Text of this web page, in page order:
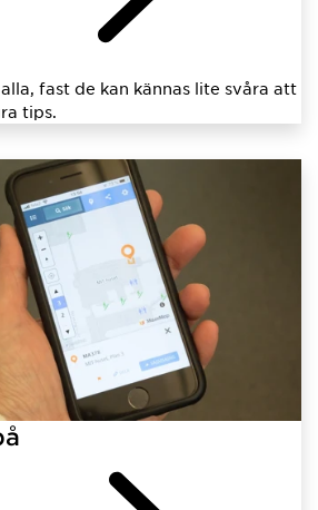
fast de kan kännas lite svåra att
tips.